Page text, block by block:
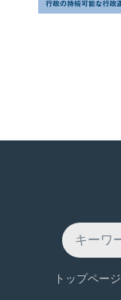
トップページ